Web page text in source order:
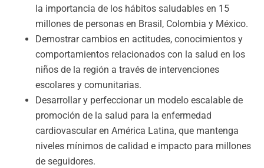
la importancia de los hábitos saludables en 15
millones de personas en Brasil, Colombia y México.
Demostrar cambios en actitudes, conocimientos y
comportamientos relacionados con la salud en los
niños de la región a través de intervenciones
escolares y comunitarias.
Desarrollar y perfeccionar un modelo escalable de
promoción de la salud para la enfermedad
cardiovascular en América Latina, que mantenga
niveles mínimos de calidad e impacto para millones
de seguidores.